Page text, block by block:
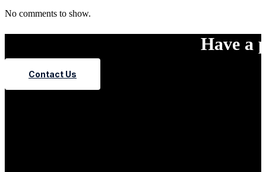
No comments to show.
Have a
Contact Us